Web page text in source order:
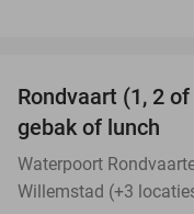
TODAY
Rondvaart (1, 2
gebak of lunch
Waterpoort
Willemstad (+3